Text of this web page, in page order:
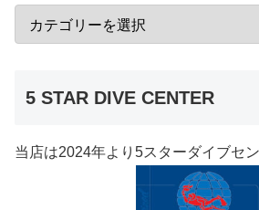
5 STAR DIVE CENTER
当店は2024年より5スターダイブセ